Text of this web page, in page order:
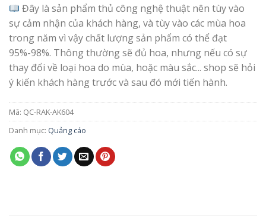
Đây là sản phẩm thủ công nghệ thuật nên tùy vào
sự cảm nhận của khách hàng, và tùy vào các mùa hoa
trong năm vì vậy chất lượng sản phẩm có thể đạt
95%-98%. Thông thường sẽ đủ hoa, nhưng nếu có sự
thay đổi về loại hoa do mùa, hoặc màu sắc... shop sẽ hỏi
ý kiến khách hàng trước và sau đó mới tiến hành.
Mã: QC-RAK-AK604
Danh mục: Quảng cáo